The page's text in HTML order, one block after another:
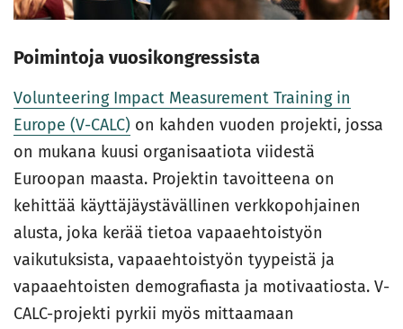
Poimintoja vuosikongressista
Volunteering Impact Measurement Training in
Europe (V-CALC) on kahden vuoden projekti, jossa
on mukana kuusi organisaatiota viidestä
Euroopan maasta. Projektin tavoitteena on
kehittää käyttäjäystävällinen verkkopohjainen
alusta, joka kerää tietoa vapaaehtoistyön
vaikutuksista, vapaaehtoistyön tyypeistä ja
vapaaehtoisten demografiasta ja motivaatiosta. V-
CALC-projekti pyrkii myös mittaamaan